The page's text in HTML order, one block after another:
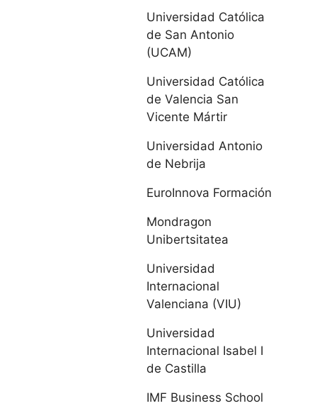
Universidad
Universidad
Europea Miguel
de Cervantes
Universidad de
Universidad
Pontificia de
Universidad de
Salamanca
Universidad de
Universidad Católica
de San Antonio
(UCAM)
Universidad Católica
de Valencia San
Vicente Mártir
Universidad Antonio
de Nebrija
EuroInnova Formación
Mondragon
Unibertsitatea
Universidad
Internacional
Valenciana (VIU)
Universidad
Internacional Isabel I
de Castilla
IMF Business School